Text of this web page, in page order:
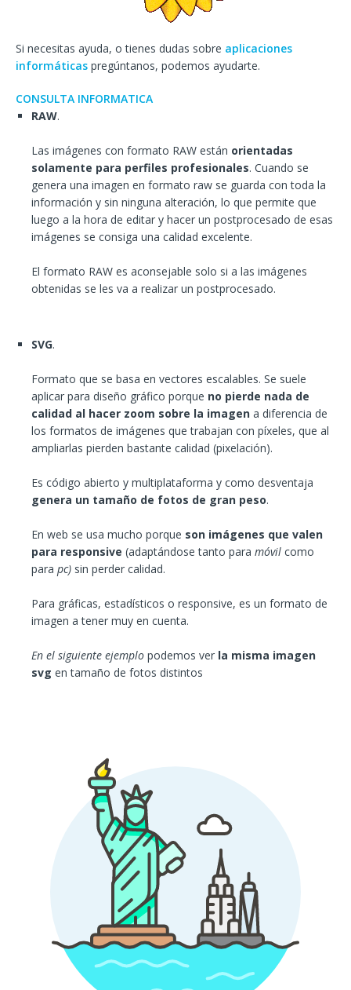
Si necesitas ayuda, o tienes dudas sobre aplicaciones
informáticas pregúntanos, podemos ayudarte.
CONSULTA INFORMATICA
RAW.
Las imágenes con formato RAW están orientadas
solamente para perfiles profesionales. Cuando se
genera una imagen en formato raw se guarda con toda la
información y sin ninguna alteración, lo que permite que
luego a la hora de editar y hacer un postprocesado de esas
imágenes se consiga una calidad excelente.
El formato RAW es aconsejable solo si a las imágenes
obtenidas se les va a realizar un postprocesado.
SVG.
Formato que se basa en vectores escalables. Se suele
aplicar para diseño gráfico porque no pierde nada de
calidad al hacer zoom sobre la imagen a diferencia de
los formatos de imágenes que trabajan con píxeles, que al
ampliarlas pierden bastante calidad (pixelación).
Es código abierto y multiplataforma y como desventaja
genera un tamaño de fotos de gran peso.
En web se usa mucho porque son imágenes que valen
para responsive (adaptándose tanto para móvil como
para pc) sin perder calidad.
Para gráficas, estadísticos o responsive, es un formato de
imagen a tener muy en cuenta.
En el siguiente ejemplo podemos ver la misma imagen
svg en tamaño de fotos distintos